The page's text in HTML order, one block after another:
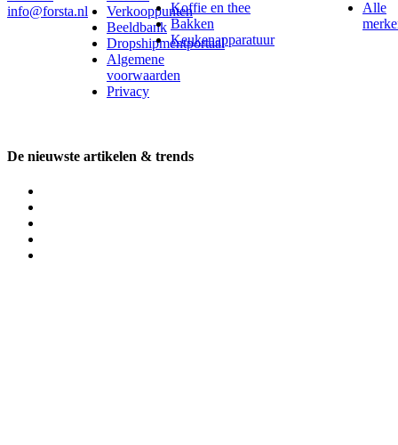
info@forsta.nl
Verkooppunten
Beeldbank
Dropshipmentportaal
Algemene
voorwaarden
Privacy
Koffie en thee
Bakken
Keukenapparatuur
Alle
De nieuwste artikelen & trends